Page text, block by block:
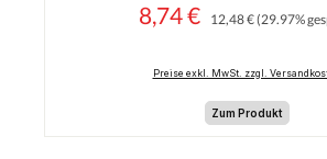
Verkaufspreis:
8,74 € 12,48 €(29.97%
Preise exkl. MwSt. zzgl.
Zum Produkt